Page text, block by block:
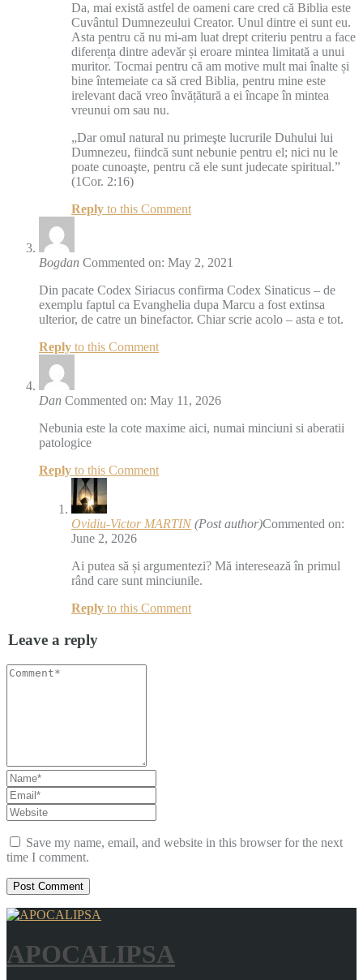
Da, mai există astfel de oameni care cred că Biblia este
Cuvântul Dumnezeului Creator. Unul dintre ei sunt eu.
Asta pentru că nu mi-am luat drept criteriu pentru a face
diferența dintre adevăr și eroare mintea limitată a unui
muritor. Tocmai pentru că am motive mult mai înalte și
bine întemeiate ca să cred Biblia, pentru mine este
irelevant dacă vreo învățătură a ei încape în mintea
vreunui om sau nu.
„Dar omul natural nu primeşte lucrurile Duhului lui
Dumnezeu, fiindcă sunt nebunie pentru el; nici nu le
poate cunoaşte, pentru că ele sunt judecate spiritual.”
(1Cor. 2:16)
Reply to this Comment
Bogdan Commented on: May 2, 2021
Din pacate Codex Siriacus confirma Codex Sinaticus – de
exemplu faptul ca Evanghelia dupa Marcu a fost extinsa
ulterior, de catre un binefactor. Chiar scrie acolo – asta e tot.
Reply to this Comment
Dan Commented on: May 11, 2026
Nebunia este la cote maxime aici, numai minciuni si aberatii
patologice
Reply to this Comment
Ovidiu-Victor MARTIN (Post author)Commented on:
June 2, 2026
Ai putea să și argumentezi? Mă interesează în primul
rând care sunt minciunile.
Reply to this Comment
Leave a reply
Save my name, email, and website in this browser for the next
time I comment.
APOCALIPSA